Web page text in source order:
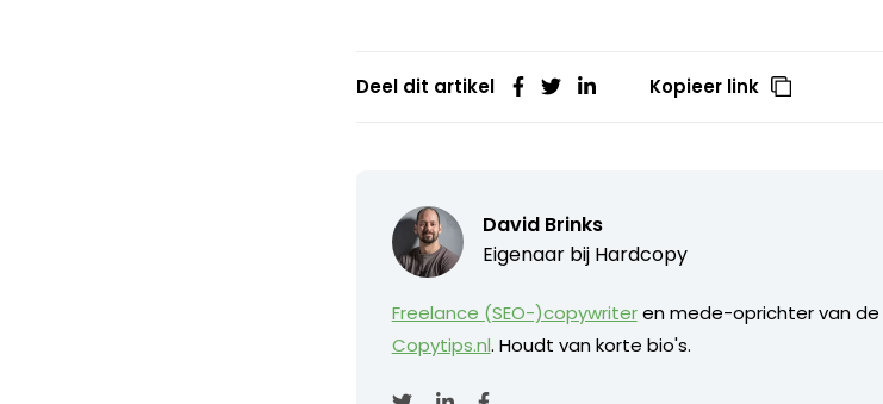
Deel dit artikel Kopieer link
David Brinks
Eigenaar bij Hardcopy
Freelance (SEO-)copywriteren mede-oprichter van de
Copytips.nl. Houdt van korte bio's.